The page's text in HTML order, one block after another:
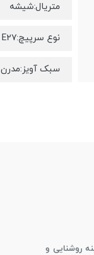
متریال:شیشه
نوع سرپیچ:E27
سبک آویز:مدرن
در زمینه روشنایی و